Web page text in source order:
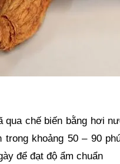
qua chế biến bằng hơi
khoảng 50 – 90
để đạt độ ẩm chuẩn